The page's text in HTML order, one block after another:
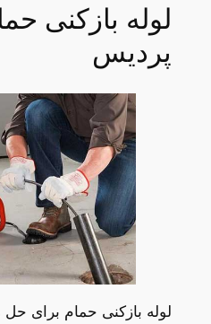
پردیس
لوله بازکنی حمام برای